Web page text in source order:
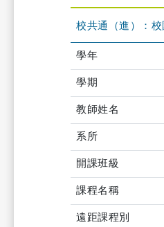
校共通（進）：
學年
學期
教師姓名
系所
開課班級
課程名稱
遠距課程別